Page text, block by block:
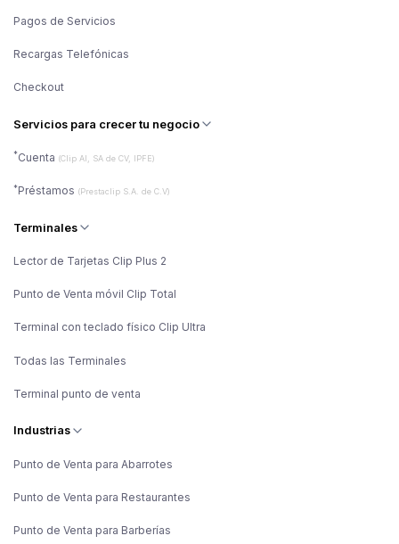
Terminales
Lector de Tarjetas Clip Plus 2
Punto de Venta móvil Clip Total
Terminal con teclado físico Clip Ultra
Todas las Terminales
Terminal punto de venta
Industrias
Punto de Venta para Abarrotes
Punto de Venta para Restaurantes
Punto de Venta para Barberías
Pagos de Servicios
Recargas Telefónicas
Checkout
Servicios para crecer tu negocio
*Cuenta (Clip AI, SA de CV, IPFE)
*Préstamos (Prestaclip S.A. de C.V)